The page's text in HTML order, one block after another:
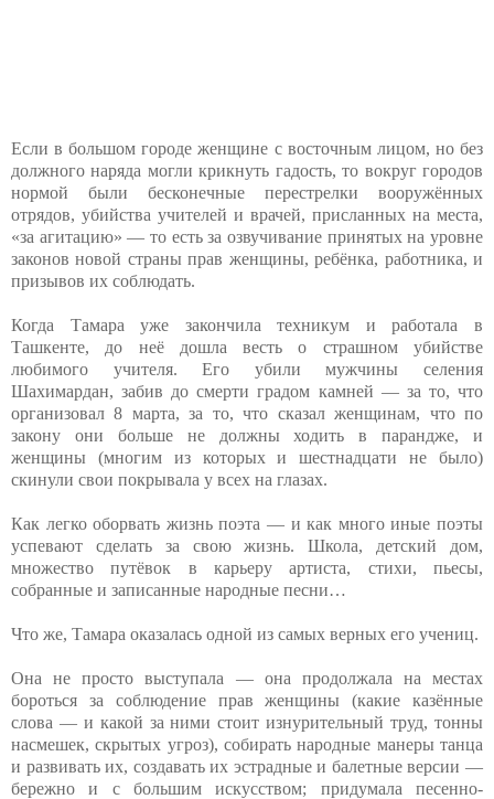
Если в большом городе женщине с восточным лицом, но без
должного наряда могли крикнуть гадость, то вокруг городов
нормой были бесконечные перестрелки вооружённых
отрядов, убийства учителей и врачей, присланных на места,
«за агитацию» — то есть за озвучивание принятых на уровне
законов новой страны прав женщины, ребёнка, работника, и
призывов их соблюдать.
Когда Тамара уже закончила техникум и работала в
Ташкенте, до неё дошла весть о страшном убийстве
любимого учителя. Его убили мужчины селения
Шахимардан, забив до смерти градом камней — за то, что
организовал 8 марта, за то, что сказал женщинам, что по
закону они больше не должны ходить в парандже, и
женщины (многим из которых и шестнадцати не было)
скинули свои покрывала у всех на глазах.
Как легко оборвать жизнь поэта — и как много иные поэты
успевают сделать за свою жизнь. Школа, детский дом,
множество путёвок в карьеру артиста, стихи, пьесы,
собранные и записанные народные песни…
Что же, Тамара оказалась одной из самых верных его учениц.
Она не просто выступала — она продолжала на местах
бороться за соблюдение прав женщины (какие казённые
слова — и какой за ними стоит изнурительный труд, тонны
насмешек, скрытых угроз), собирать народные манеры танца
и развивать их, создавать их эстрадные и балетные версии —
бережно и с большим искусством; придумала песенно-